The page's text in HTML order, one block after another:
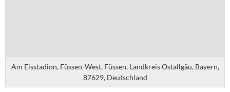
Am Eisstadion, Füssen-West, Füssen, Landkreis Ostallgäu, Bayern,
87629, Deutschland